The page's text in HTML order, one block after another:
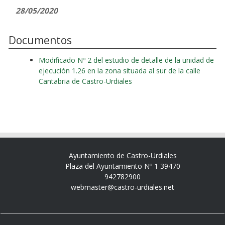
28/05/2020
Documentos
Modificado Nº 2 del estudio de detalle de la unidad de
ejecución 1.26 en la zona situada al sur de la calle
Cantabria de Castro-Urdiales
Ayuntamiento de Castro-Urdiales
Plaza del Ayuntamiento Nº 1 39470
942782900
webmaster@castro-urdiales.net